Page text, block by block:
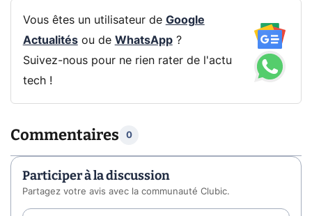
Vous êtes un utilisateur de Google
Actualitésou de WhatsApp?
Suivez-nous pour ne rien rater de l'actu
tech !
Commentaires 0
Participer à la discussion
Partagez votre avis avec la communauté Clubic.